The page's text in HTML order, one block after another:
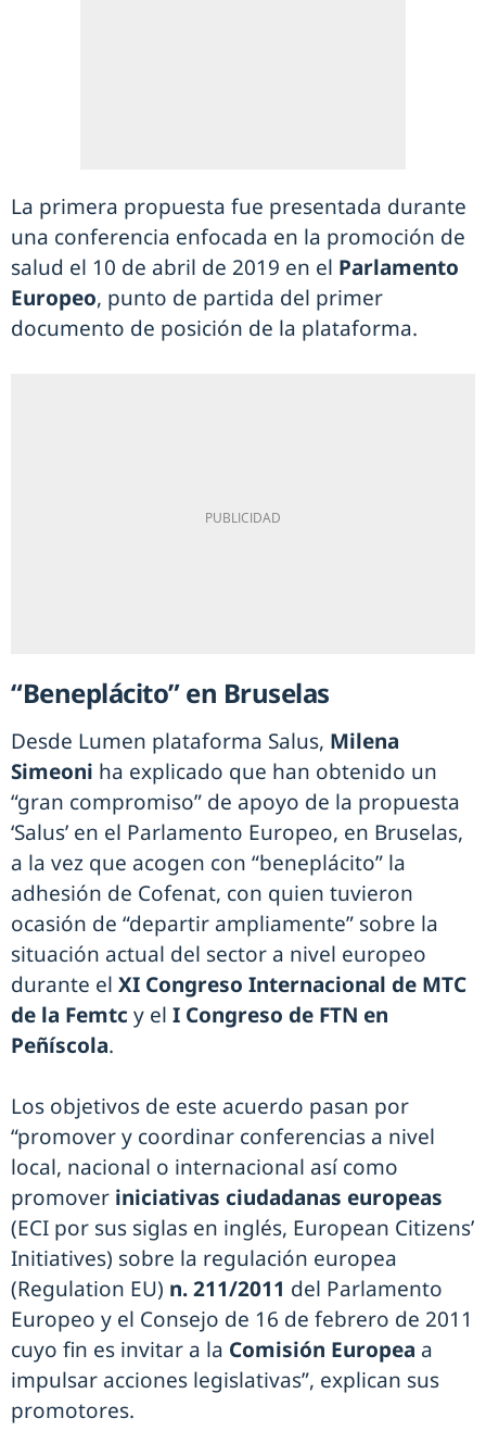
La primera propuesta fue presentada durante
una conferencia enfocada en la promoción de
salud el 10 de abril de 2019 en el Parlamento
Europeo, punto de partida del primer
documento de posición de la plataforma.
“Beneplácito” en Bruselas
Desde Lumen plataforma Salus, Milena
Simeoni ha explicado que han obtenido un
“gran compromiso” de apoyo de la propuesta
‘Salus’ en el Parlamento Europeo, en Bruselas,
a la vez que acogen con “beneplácito” la
adhesión de Cofenat, con quien tuvieron
ocasión de “departir ampliamente” sobre la
situación actual del sector a nivel europeo
durante el XI Congreso Internacional de MTC
de la Femtc y el I Congreso de FTN en
Peñíscola.
Los objetivos de este acuerdo pasan por
“promover y coordinar conferencias a nivel
local, nacional o internacional así como
promover iniciativas ciudadanas europeas
(ECI por sus siglas en inglés, European Citizens’
Initiatives) sobre la regulación europea
(Regulation EU) n. 211/2011 del Parlamento
Europeo y el Consejo de 16 de febrero de 2011
cuyo fin es invitar a la Comisión Europea a
impulsar acciones legislativas”, explican sus
promotores.